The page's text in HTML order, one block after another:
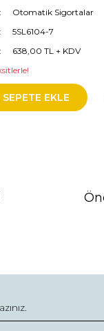
Otomatik Sigortalar
5SL6104-7
638,00 TL + KDV
SEPETE EKLE